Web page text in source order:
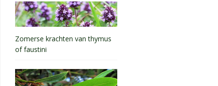
Zomerse krachten van thymus
of faustini